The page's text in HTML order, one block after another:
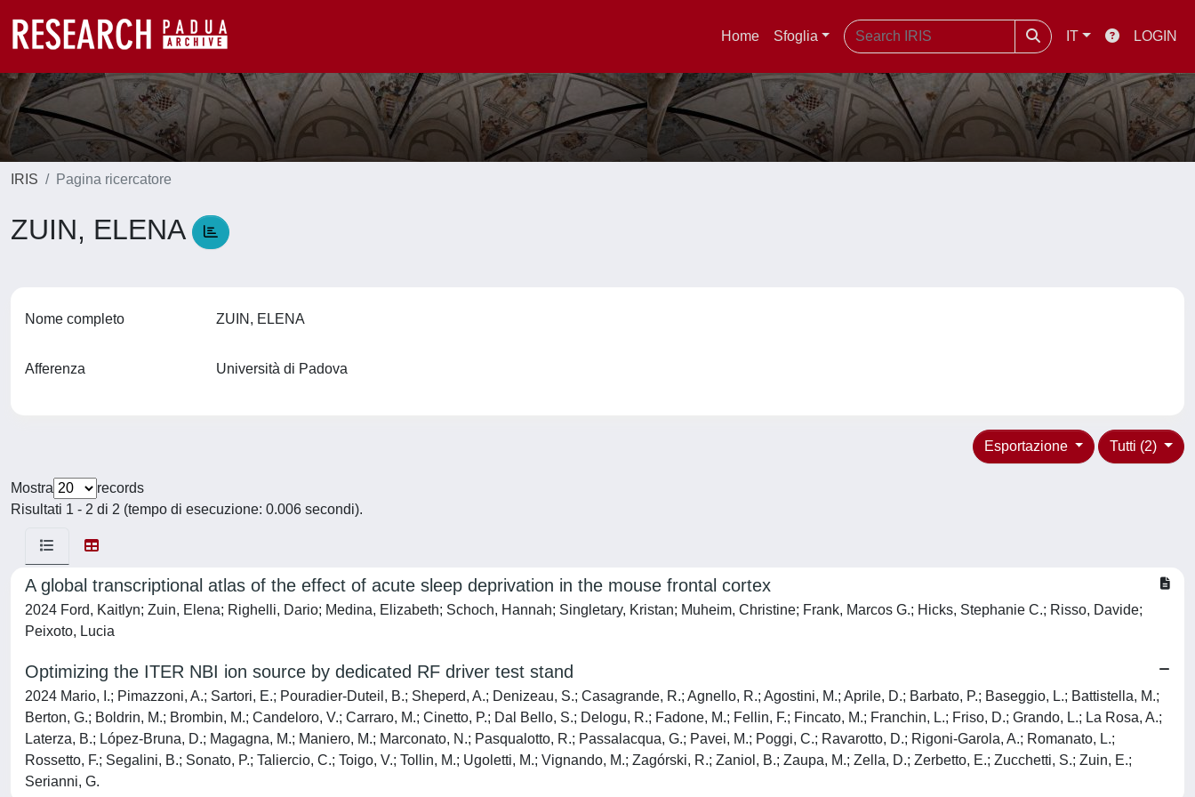
Home Sfoglia IT LOGIN
IRIS Pagina ricercatore
ZUIN, ELENA
Nome completo ZUIN, ELENA
Afferenza Università di Padova
Tutti (2)
Esportazione
Mostra
records
Risultati 1 - 2 di 2 (tempo di esecuzione: 0.006 secondi).
A global transcriptional atlas of the effect of acute sleep deprivation in the mouse frontal cortex
2024 Ford, Kaitlyn; Zuin, Elena; Righelli, Dario; Medina, Elizabeth; Schoch, Hannah; Singletary, Kristan; Muheim, Christine; Frank, Marcos G.; Hicks, Stephanie C.; Risso, Davide;
Peixoto, Lucia
Optimizing the ITER NBI ion source by dedicated RF driver test stand
2024 Mario, I.; Pimazzoni, A.; Sartori, E.; Pouradier-Duteil, B.; Sheperd, A.; Denizeau, S.; Casagrande, R.; Agnello, R.; Agostini, M.; Aprile, D.; Barbato, P.; Baseggio, L.; Battistella, M.;
Berton, G.; Boldrin, M.; Brombin, M.; Candeloro, V.; Carraro, M.; Cinetto, P.; Dal Bello, S.; Delogu, R.; Fadone, M.; Fellin, F.; Fincato, M.; Franchin, L.; Friso, D.; Grando, L.; La Rosa, A.;
Laterza, B.; López-Bruna, D.; Magagna, M.; Maniero, M.; Marconato, N.; Pasqualotto, R.; Passalacqua, G.; Pavei, M.; Poggi, C.; Ravarotto, D.; Rigoni-Garola, A.; Romanato, L.;
Rossetto, F.; Segalini, B.; Sonato, P.; Taliercio, C.; Toigo, V.; Tollin, M.; Ugoletti, M.; Vignando, M.; Zagórski, R.; Zaniol, B.; Zaupa, M.; Zella, D.; Zerbetto, E.; Zucchetti, S.; Zuin, E.;
Serianni, G.